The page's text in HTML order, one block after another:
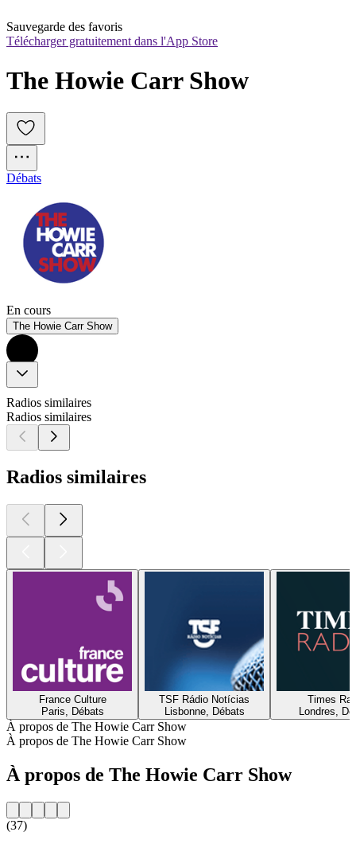
Sauvegarde des favoris
Télécharger gratuitement dans l'App Store
The Howie Carr Show
Débats
En cours
The Howie Carr Show
Radios similaires
Radios similaires
Radios similaires
France Culture
Paris, Débats
TSF Rádio Notícias
Lisbonne, Débats
Times
Londres,
À propos de The Howie Carr Show
À propos de The Howie Carr Show
À propos de The Howie Carr Show
(37)